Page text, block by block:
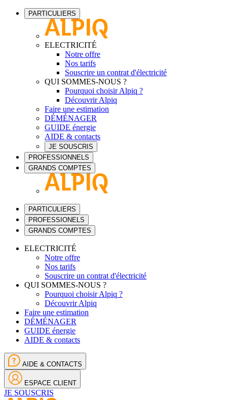
PARTICULIERS
ELECTRICITÉ
Notre offre
Nos tarifs
Souscrire un contrat d'électricité
QUI SOMMES-NOUS ?
Pourquoi choisir Alpiq ?
Découvrir Alpiq
Faire une estimation
DÉMÉNAGER
GUIDE énergie
AIDE & contacts
JE SOUSCRIS
PROFESSIONNELS
GRANDS COMPTES
PARTICULIERS
PROFESSIONELS
GRANDS COMPTES
ELECTRICITÉ
Notre offre
Nos tarifs
Souscrire un contrat d'électricité
QUI SOMMES-NOUS ?
Pourquoi choisir Alpiq ?
Découvrir Alpiq
Faire une estimation
DÉMÉNAGER
GUIDE énergie
AIDE & contacts
AIDE & CONTACTS
ESPACE CLIENT
JE SOUSCRIS